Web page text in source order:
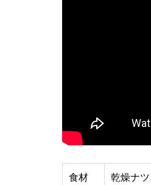
食材 乾燥ナ